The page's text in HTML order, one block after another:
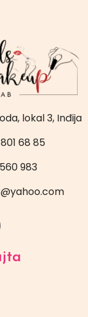
lokal 3, Inđija
68 85
983